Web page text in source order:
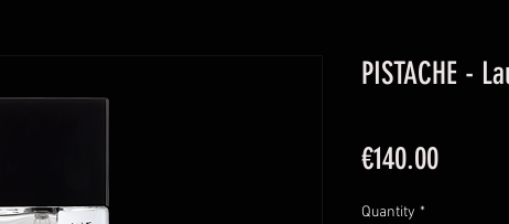
PISTACHE -
€140.00Price
Quantity *